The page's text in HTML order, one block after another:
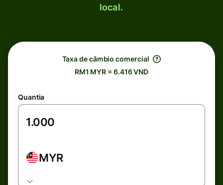
local.
Taxa de câmbio comercial
RM1 MYR = 6.416 VND
Quantia
MYR